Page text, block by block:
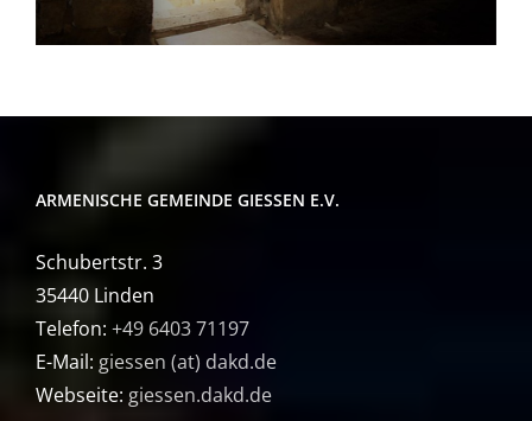
ARMENISCHE GEMEINDE GIESSEN E.V.
Schubertstr. 3
35440 Linden
Telefon: +49 6403 71197
E-Mail: giessen (at) dakd.de
Webseite: giessen.dakd.de